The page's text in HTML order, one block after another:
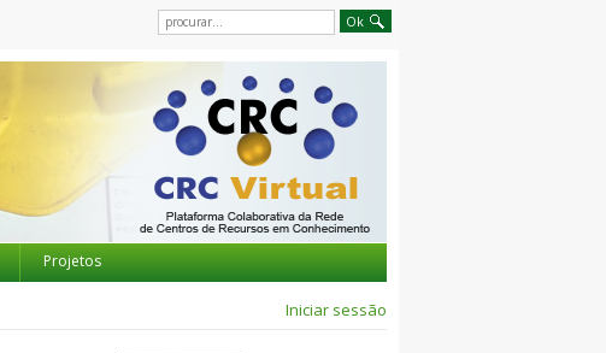
Projetos
Iniciar sessão